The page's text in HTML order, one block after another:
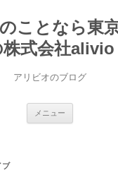
ことなら東
株式会社alivio
アリビオのブログ
メニュー
ブ